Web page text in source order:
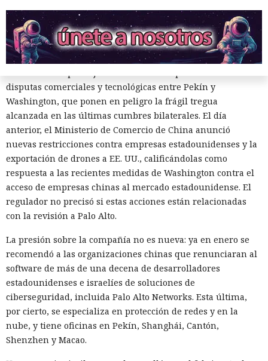
sujetos a revisión, no reveló la naturaleza de posibles
vulnerabilidades ni precisó qué medidas podrían seguir en
caso de detectarse incumplimientos.
disputas comerciales y tecnológicas entre Pekín y
Washington, que ponen en peligro la frágil tregua
alcanzada en las últimas cumbres bilaterales. El día
anterior, el Ministerio de Comercio de China anunció
nuevas restricciones contra empresas estadounidenses y la
exportación de drones a EE. UU., calificándolas como
respuesta a las recientes medidas de Washington contra el
acceso de empresas chinas al mercado estadounidense. El
regulador no precisó si estas acciones están relacionadas
con la revisión a Palo Alto.
La presión sobre la compañía no es nueva: ya en enero se
recomendó a las organizaciones chinas que renunciaran al
software de más de una decena de desarrolladores
estadounidenses e israelíes de soluciones de
ciberseguridad, incluida Palo Alto Networks. Esta última,
por cierto, se especializa en protección de redes y en la
nube, y tiene oficinas en Pekín, Shanghái, Cantón,
Shenzhen y Macao.
El sonado hackeo a Snowflake
no quedó impune: detenido el
autor, ya espera sentencia en
10:34 / 07.08.2026
Hombre podría afrontar hasta 32 años de prisión por filtrar
secretos de 165 empresas.